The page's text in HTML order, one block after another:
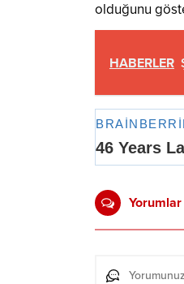
olduğunu
HABERLER
Yorumlar